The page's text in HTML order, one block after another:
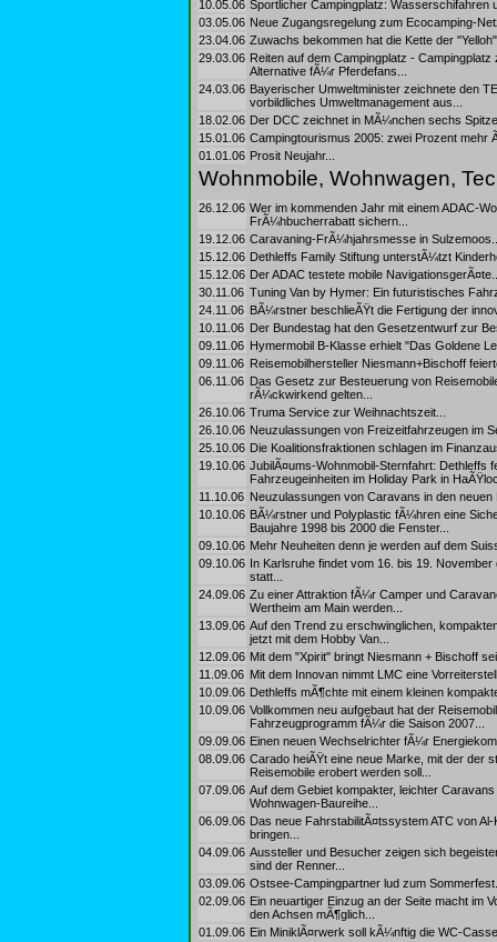
10.05.06 Sportlicher Campingplatz: Wasserschifahren
03.05.06 Neue Zugangsregelung zum Ecocamping-
23.04.06 Zuwachs bekommen hat die Kette der
29.03.06 Reiten auf dem Campingplatz -
Alternative fÃ¼r Pferdefans...
24.03.06 Bayerischer Umweltminister zeichnete den
vorbildliches Umweltmanagement aus...
18.02.06 Der DCC zeichnet in MÃ¼nchen sechs
15.01.06 Campingtourismus 2005: zwei Prozent mehr
01.01.06 Prosit Neujahr...
Wohnmobile, Wohnwagen,
26.12.06 Wer im kommenden Jahr mit einem ADAC-
FrÃ¼hbucherrabatt sichern...
19.12.06 Caravaning-FrÃ¼hjahrsmesse in
15.12.06 Dethleffs Family Stiftung unterstÃ¼tzt
15.12.06 Der ADAC testete mobile
30.11.06 Tuning Van by Hymer: Ein futuristisches
24.11.06 BÃ¼rstner beschlieÃŸt die Fertigung der
10.11.06 Der Bundestag hat den Gesetzentwurf zur
09.11.06 Hymermobil B-Klasse erhielt "Das Goldene
09.11.06 Reisemobilhersteller Niesmann+Bischoff
06.11.06 Das Gesetz zur Besteuerung von
rÃ¼ckwirkend gelten...
26.10.06 Truma Service zur Weihnachtszeit...
26.10.06 Neuzulassungen von Freizeitfahrzeugen im
25.10.06 Die Koalitionsfraktionen schlagen im
19.10.06 JubilÃ¤ums-Wohnmobil-Sternfahrt: Dethleffs
Fahrzeugeinheiten im Holiday Park in
11.10.06 Neuzulassungen von Caravans in den
10.10.06 BÃ¼rstner und Polyplastic fÃ¼hren eine
Baujahre 1998 bis 2000 die Fenster...
09.10.06 Mehr Neuheiten denn je werden auf dem
09.10.06 In Karlsruhe findet vom 16. bis 19.
statt...
24.09.06 Zu einer Attraktion fÃ¼r Camper und
Wertheim am Main werden...
13.09.06 Auf den Trend zu erschwinglichen,
jetzt mit dem Hobby Van...
12.09.06 Mit dem "Xpirit" bringt Niesmann + Bischoff
11.09.06 Mit dem Innovan nimmt LMC eine
10.09.06 Dethleffs mÃ¶chte mit einem kleinen
10.09.06 Vollkommen neu aufgebaut hat der
Fahrzeugprogramm fÃ¼r die Saison 2007...
09.09.06 Einen neuen Wechselrichter fÃ¼r
08.09.06 Carado heiÃŸt eine neue Marke, mit der der
Reisemobile erobert werden soll...
07.09.06 Auf dem Gebiet kompakter, leichter
Wohnwagen-Baureihe...
06.09.06 Das neue FahrstabilitÃ¤tssystem ATC von
bringen...
04.09.06 Aussteller und Besucher zeigen sich
sind der Renner...
03.09.06 Ostsee-Campingpartner lud zum
02.09.06 Ein neuartiger Einzug an der Seite macht im
den Achsen mÃ¶glich...
01.09.06 Ein MiniklÃ¤rwerk soll kÃ¼nftig die WC-